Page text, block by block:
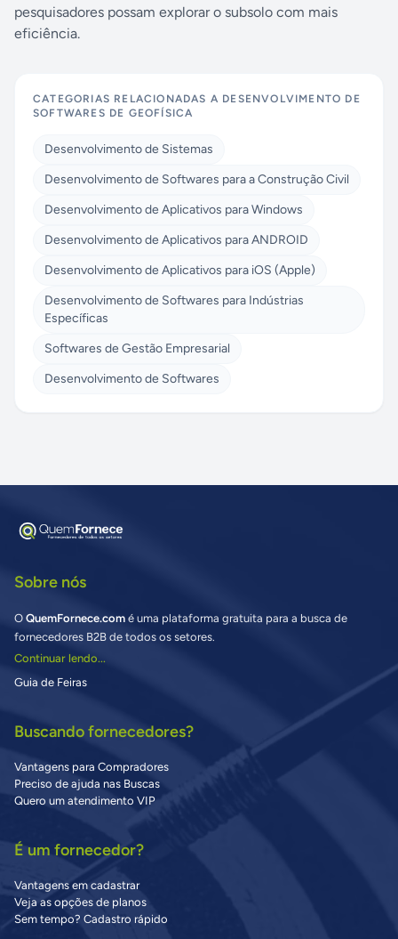
pesquisadores possam explorar o subsolo com mais
eficiência.
CATEGORIAS RELACIONADAS A DESENVOLVIMENTO DE
SOFTWARES DE GEOFÍSICA
Desenvolvimento de Sistemas
Desenvolvimento de Softwares para a Construção Civil
Desenvolvimento de Aplicativos para Windows
Desenvolvimento de Aplicativos para ANDROID
Desenvolvimento de Aplicativos para iOS (Apple)
Desenvolvimento de Softwares para Indústrias
Específicas
Softwares de Gestão Empresarial
Desenvolvimento de Softwares
Sobre nós
O QuemFornece.com é uma plataforma gratuita para a busca de
fornecedores B2B de todos os setores.
Continuar lendo...
Guia de Feiras
Buscando fornecedores?
Vantagens para Compradores
Preciso de ajuda nas Buscas
Quero um atendimento VIP
É um fornecedor?
Vantagens em cadastrar
Veja as opções de planos
Sem tempo? Cadastro rápido